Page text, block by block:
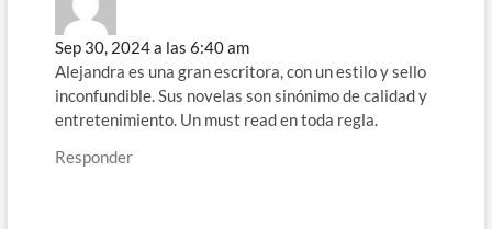
Sep 30, 2024 a las 6:40 am
Alejandra es una gran escritora, con un estilo y sello
inconfundible. Sus novelas son sinónimo de calidad y
entretenimiento. Un must read en toda regla.
Responder